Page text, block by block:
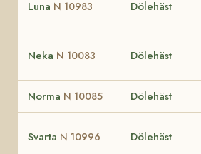
Luna N 10983 Dölehäst
Neka N 10083 Dölehäst
Norma N 10085 Dölehäst
Svarta N 10996 Dölehäst